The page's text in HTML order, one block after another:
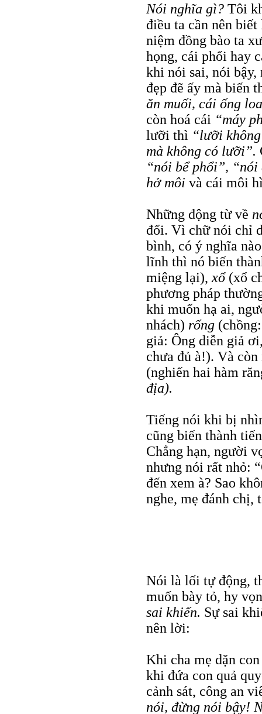
Nói nghĩa gì? Tôi
điều ta cần nên
niệm đồng bào ta
họng, cái phổi hay
khi nói sai, nói
đẹp đẽ ấy mà biến
ăn muối, cái ống
còn hoá cái “máy
lưỡi thì “lưỡi
mà không có lưỡi”.
“nói bể phổi”,
hở môi và cái môi
Những động từ về
đổi. Vì chữ nói chỉ
bình, có ý nghĩa
lĩnh thì nó biến
miệng lại), xổ (xổ
phương pháp
khi muốn hạ ai,
nhách) rống
giả: Ông diễn giả
chưa đủ à!). Và
(nghiến hai hàm
địa).
Tiếng nói khi bị
cũng biến thành
Chẳng hạn, người
nhưng nói rất nhỏ:
đến xem à? Sao
nghe, mẹ đánh chị,
Nói là lối tự động,
muốn bày tỏ, hy
sai khiến. Sự sai
nên lời:
Khi cha mẹ dặn
khi đứa con quả
cảnh sát, công an
nói, đừng nói bậy!